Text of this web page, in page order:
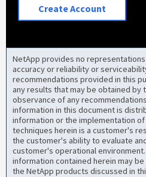
Create Account
NetApp provides no
accuracy or reliability or
recommendations provided in this
any results that may be obtained
observance of any
information in this document is
information or the implementation
techniques herein is a customer's
the customer's ability to evaluate
customer's operational
information contained herein may
the NetApp products discussed in